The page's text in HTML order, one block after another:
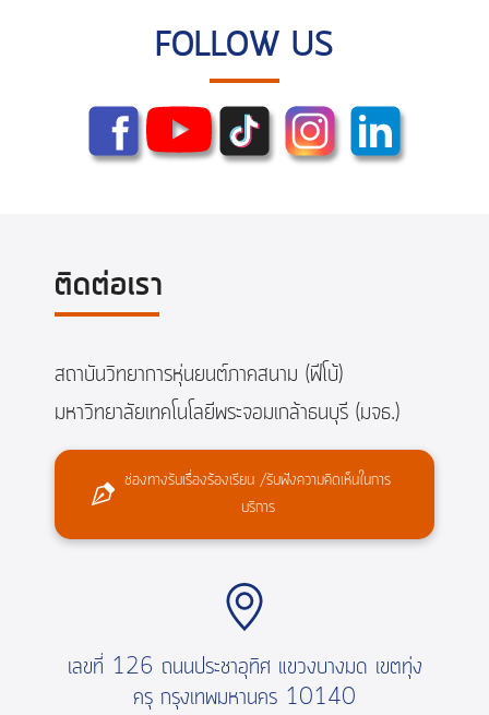
FOLLOW US
ติดต่อเรา
สถาบันวิทยาการหุ่นยนต์ภาคสนาม (ฟีโบ้)
มหาวิทยาลัยเทคโนโลยีพระจอมเกล้าธนบุรี (มจธ.)
ช่องทางรับเรื่องร้องเรียน /รับฟังความคิดเห็นในการ
บริการ
เลขที่ 126 ถนนประชาอุทิศ แขวงบางมด เขตทุ่ง
ครุ กรุงเทพมหานคร 10140